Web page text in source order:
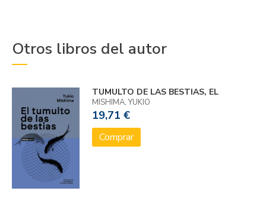
Otros libros del autor
TUMULTO DE LAS BESTIAS, EL
MISHIMA, YUKIO
19,71 €
Comprar